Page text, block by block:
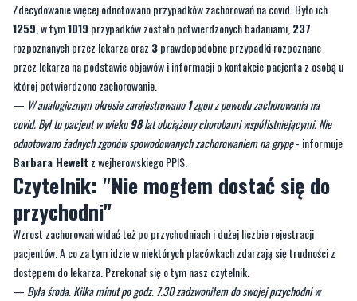
przez Państwowego Powiatowego Inspektora Sanitarnego w Wejherowie od 1
września 2024 roku do 17 października 2024 roku odnotowano15przypadków
możliwych zachorowań na grypę na podstawie rozpoznania przez lekarza.
Zdecydowanie więcej odnotowano przypadków zachorowań na covid. Było ich
1259, w tym1019przypadków zostało potwierdzonych badaniami,
rozpoznanych przez lekarza oraz3prawdopodobne przypadki rozpoznane
przez lekarza na podstawie objawów i informacji o kontakcie pacjenta z osobą u
której potwierdzono zachorowanie.
—W analogicznym okresie zarejestrowano
covid. Był to pacjent w wieku98 lat obciążony chorobami współistniejącymi. Nie
odnotowano żadnych zgonów spowodowanych zachorowaniem na grypę
- informuje
Barbara Heweltz wejherowskiego PPIS.
Czytelnik: "Nie mogłem dostać się do
przychodni"
Wzrost zachorowań widać też po przychodniach i dużej liczbie rejestracji